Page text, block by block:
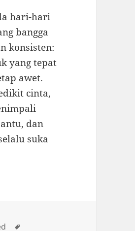
hari-hari
bangga
konsisten:
yang tepat
awet.
cinta,
dan
suka